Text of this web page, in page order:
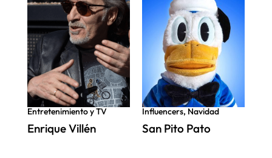
Entretenimiento y TV
Enrique Villén
Influencers, Navidad
San Pito Pato